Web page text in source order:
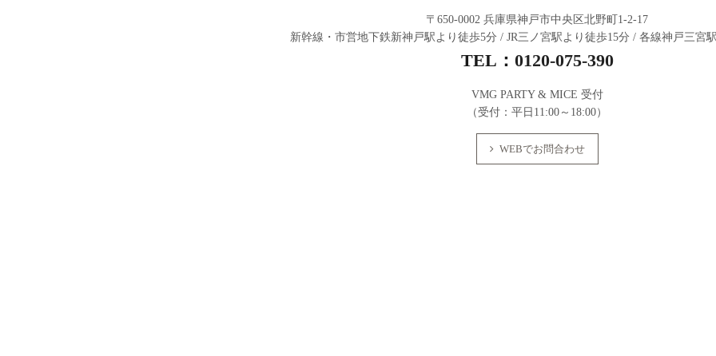
〒650-0002 兵庫県神戸市中央区北野町1-2-17
新幹線・市営地下鉄新神戸駅より徒歩5分 / JR三ノ宮駅より徒歩15分 / 各線神戸三宮
TEL： 0120-075-390
VMG PARTY & MICE 受付
（受付：平日11:00～18:00）
WEBでお問合わせ